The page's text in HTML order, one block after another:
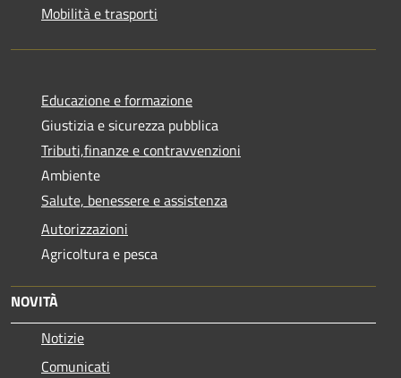
Mobilità e trasporti
Educazione e formazione
Giustizia e sicurezza pubblica
Tributi,finanze e contravvenzioni
Ambiente
Salute, benessere e assistenza
Autorizzazioni
Agricoltura e pesca
NOVITÀ
Notizie
Comunicati